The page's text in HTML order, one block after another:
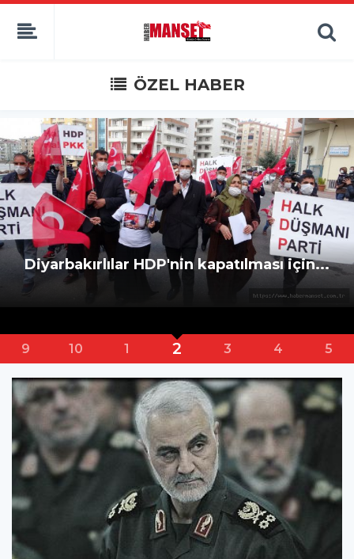
ÖZEL HABER
Vatan Partisi Şehitlerinin yanında
10 1 3 4 5 6